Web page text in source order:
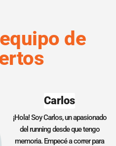
de
Carlos
¡Hola! Soy Carlos, un apasionado
del running desde que tengo
memoria. Empecé a correr para